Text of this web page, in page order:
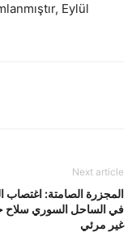
Eylül
Next article
المجزرة الصامتة: اغتصاب
في الساحل السوري
غير مرئي